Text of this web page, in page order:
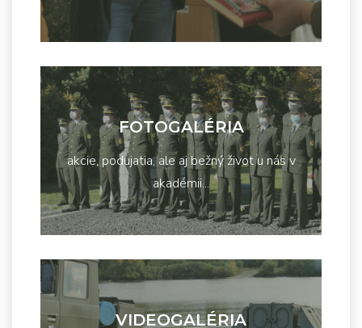
FOTOGALÉRIA
akcie, podujatia, ale aj bežný život u nás v
akadémii...
VIDEOGALÉRIA